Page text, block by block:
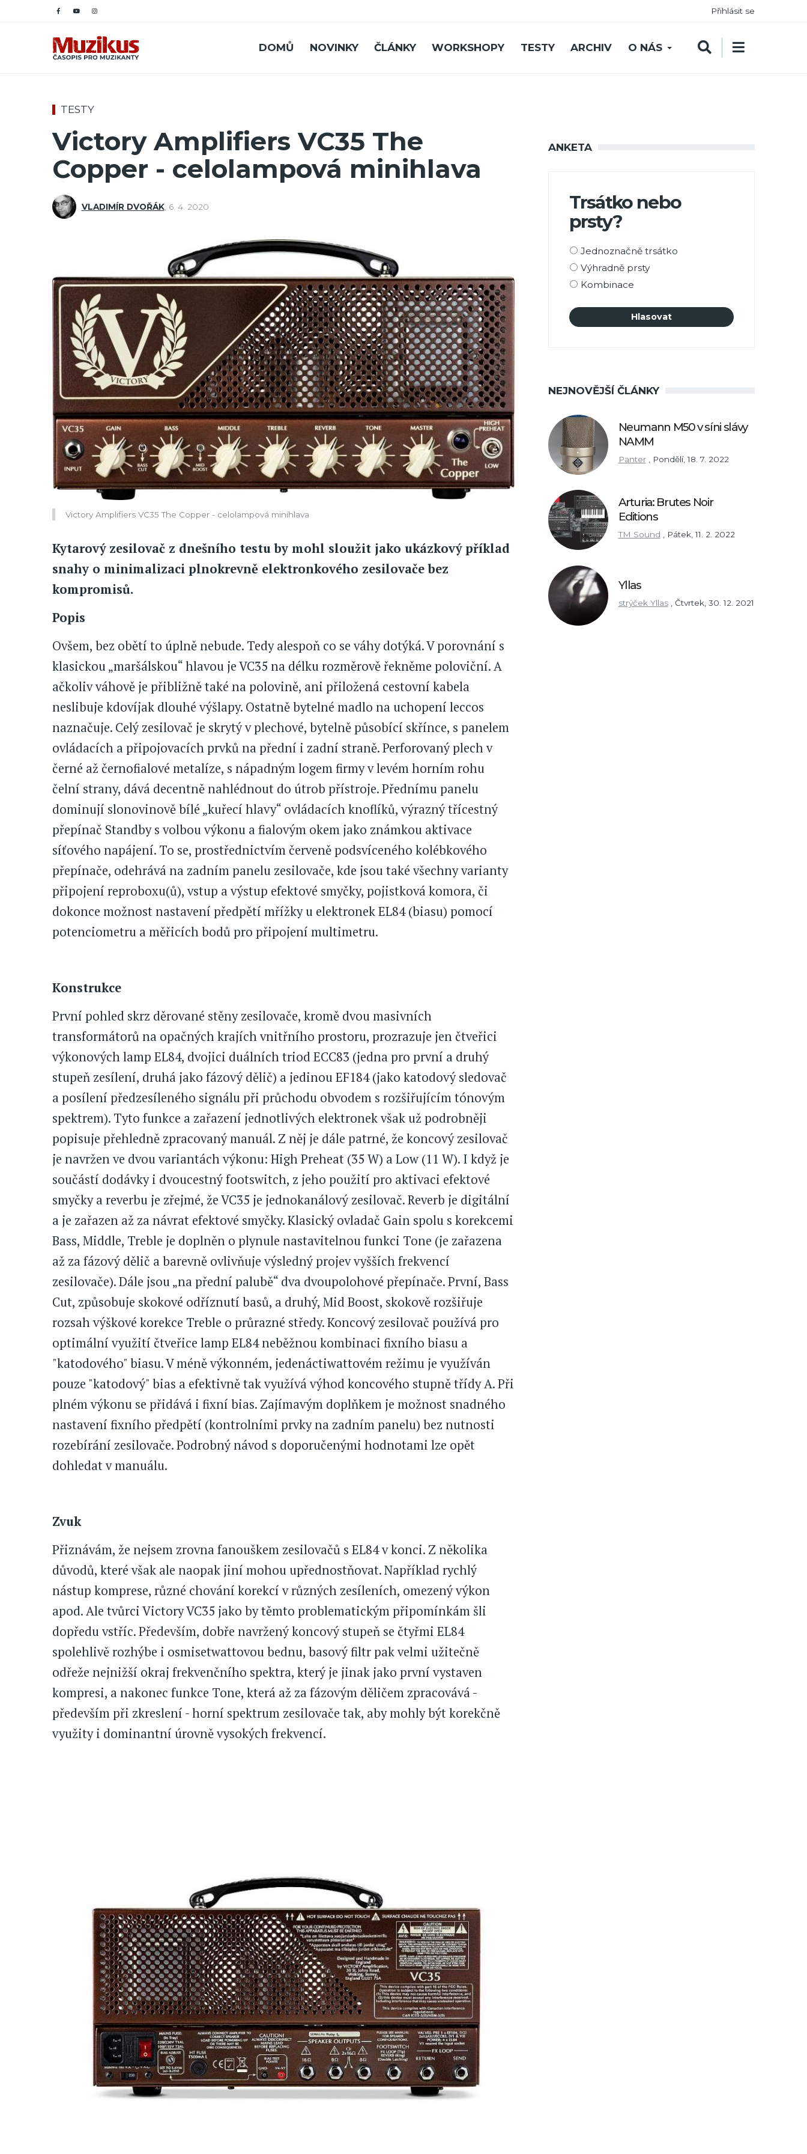
Přihlásit se
DOMŮ NOVINKY ČLÁNKY WORKSHOPY TESTY ARCHIV O NÁS
TESTY
Victory Amplifiers VC35 The
Copper - celolampová minihlava
VLADIMÍR DVOŘÁK, 6. 4. 2020
Victory Amplifiers VC35 The Copper - celolampová minihlava
Kytarový zesilovač z dnešního testu by mohl sloužit jako ukázkový příklad
snahy o minimalizaci plnokrevně elektronkového zesilovače bez
kompromisů.
Popis
Ovšem, bez obětí to úplně nebude. Tedy alespoň co se váhy dotýká. V porovnání s
klasickou „maršálskou“ hlavou je VC35 na délku rozměrově řekněme poloviční. A
ačkoliv váhově je přibližně také na polovině, ani přiložená cestovní kabela
neslibuje kdovíjak dlouhé výšlapy. Ostatně bytelné madlo na uchopení leccos
naznačuje. Celý zesilovač je skrytý v plechové, bytelně působící skřínce, s panelem
ovládacích a připojovacích prvků na přední i zadní straně. Perforovaný plech v
černé až černofialové metalíze, s nápadným logem firmy v levém horním rohu
čelní strany, dává decentně nahlédnout do útrob přístroje. Přednímu panelu
dominují slonovinově bílé „kuřecí hlavy“ ovládacích knoflíků, výrazný třícestný
přepínač Standby s volbou výkonu a fialovým okem jako známkou aktivace
síťového napájení. To se, prostřednictvím červeně podsvíceného kolébkového
přepínače, odehrává na zadním panelu zesilovače, kde jsou také všechny varianty
připojení reproboxu(ů), vstup a výstup efektové smyčky, pojistková komora, či
dokonce možnost nastavení předpětí mřížky u elektronek EL84 (biasu) pomocí
potenciometru a měřicích bodů pro připojení multimetru.
Konstrukce
První pohled skrz děrované stěny zesilovače, kromě dvou masivních
transformátorů na opačných krajích vnitřního prostoru, prozrazuje jen čtveřici
výkonových lamp EL84, dvojici duálních triod ECC83 (jedna pro první a druhý
stupeň zesílení, druhá jako fázový dělič) a jedinou EF184 (jako katodový sledovač
a posílení předzesíleného signálu při průchodu obvodem s rozšiřujícím tónovým
spektrem). Tyto funkce a zařazení jednotlivých elektronek však už podrobněji
popisuje přehledně zpracovaný manuál. Z něj je dále patrné, že koncový zesilovač
je navržen ve dvou variantách výkonu: High Preheat (35 W) a Low (11 W). I když je
součástí dodávky i dvoucestný footswitch, z jeho použití pro aktivaci efektové
smyčky a reverbu je zřejmé, že VC35 je jednokanálový zesilovač. Reverb je digitální
a je zařazen až za návrat efektové smyčky. Klasický ovladač Gain spolu s korekcemi
Bass, Middle, Treble je doplněn o plynule nastavitelnou funkci Tone (je zařazena
až za fázový dělič a barevně ovlivňuje výsledný projev vyšších frekvencí
zesilovače). Dále jsou „na přední palubě“ dva dvoupolohové přepínače. První, Bass
Cut, způsobuje skokové odříznutí basů, a druhý, Mid Boost, skokově rozšiřuje
rozsah výškové korekce Treble o průrazné středy. Koncový zesilovač používá pro
optimální využití čtveřice lamp EL84 neběžnou kombinaci fixního biasu a
"katodového" biasu. V méně výkonném, jedenáctiwattovém režimu je využíván
pouze "katodový" bias a efektivně tak využívá výhod koncového stupně třídy A. Při
plném výkonu se přidává i fixní bias. Zajímavým doplňkem je možnost snadného
nastavení fixního předpětí (kontrolními prvky na zadním panelu) bez nutnosti
rozebírání zesilovače. Podrobný návod s doporučenými hodnotami lze opět
dohledat v manuálu.
Zvuk
Přiznávám, že nejsem zrovna fanouškem zesilovačů s EL84 v konci. Z několika
důvodů, které však ale naopak jiní mohou upřednostňovat. Například rychlý
nástup komprese, různé chování korekcí v různých zesíleních, omezený výkon
apod. Ale tvůrci Victory VC35 jako by těmto problematickým připomínkám šli
dopředu vstříc. Především, dobře navržený koncový stupeň se čtyřmi EL84
spolehlivě rozhýbe i osmisetwattovou bednu, basový filtr pak velmi užitečně
odřeže nejnižší okraj frekvenčního spektra, který je jinak jako první vystaven
kompresi, a nakonec funkce Tone, která až za fázovým děličem zpracovává -
především při zkreslení - horní spektrum zesilovače tak, aby mohly být korekčně
využity i dominantní úrovně vysokých frekvencí.
ANKETA
Trsátko nebo
prsty?
Možnosti
výběru
Jednoznačně trsátko
Výhradně prsty
Kombinace
NEJNOVĚJŠÍ ČLÁNKY
Neumann M50 v síni slávy
NAMM
Panter Pondělí, 18. 7. 2022
Arturia: Brutes Noir
Editions
TM Sound , Pátek, 11. 2. 2022
Yllas
strýček Yllas Čtvrtek, 30. 12. 2021